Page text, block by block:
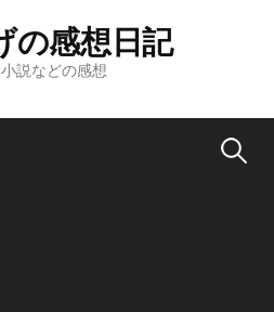
の感想日記
説などの感想
検